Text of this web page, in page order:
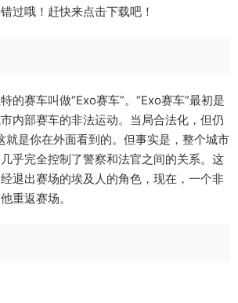
过哦！赶快来点击下载吧！
的赛车叫做“Exo赛车”。“Exo赛车”最初是
内部赛车的非法运动。当局合法化，但仍
就是你在外面看到的。但事实是，整个城市
乎完全控制了警察和法官之间的关系。这
退出赛场的埃及人的角色，现在，一个非
重返赛场。